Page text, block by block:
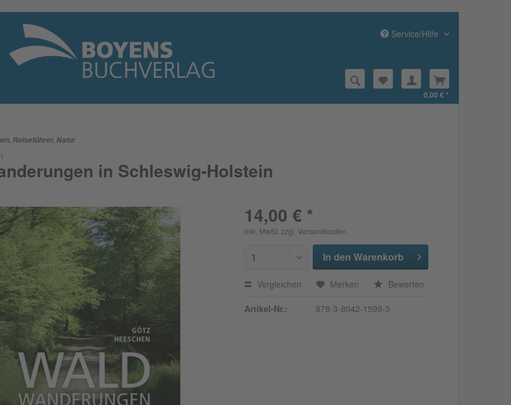
Service/Hilfe
0,00 € *
, Reiseführer, Natur
in Schleswig-Holstein
14,00 € *
inkl. MwSt. zzgl. Versandkosten
1 In den Warenkorb
Vergleichen Merken Bewerten
Artikel-Nr.: 978-3-8042-1599-3